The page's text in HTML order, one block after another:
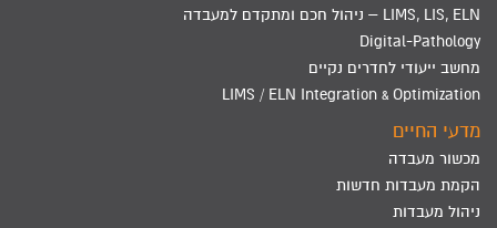
LIMS, LIS, ELN – ניהול חכם ומתקדם למעבדה
Digital-Pathology
מחשב ייעודי לחדרים נקיים
LIMS / ELN Integration & Optimization
מדעי החיים
מכשור מעבדה
הקמת מעבדות חדשות
ניהול מעבדות